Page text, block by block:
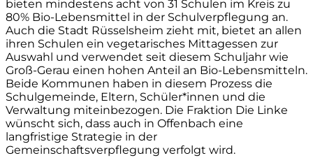
bieten mindestens acht von 31 Schulen im Kreis zu
80% Bio-Lebensmittel in der Schulverpflegung an.
Auch die Stadt Rüsselsheim zieht mit, bietet an allen
ihren Schulen ein vegetarisches Mittagessen zur
Auswahl und verwendet seit diesem Schuljahr wie
Groß-Gerau einen hohen Anteil an Bio-Lebensmitteln.
Beide Kommunen haben in diesem Prozess die
Schulgemeinde, Eltern, Schüler*innen und die
Verwaltung miteinbezogen. Die Fraktion Die Linke
wünscht sich, dass auch in Offenbach eine
langfristige Strategie in der
Gemeinschaftsverpflegung verfolgt wird.